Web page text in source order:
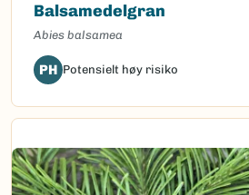
Balsamedelgran
Abies balsamea
PH Potensielt høy risiko